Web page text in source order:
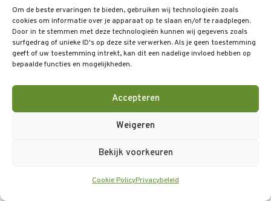
Om de beste ervaringen te bieden, gebruiken wij technologieën zoals
cookies om informatie over je apparaat op te slaan en/of te raadplegen.
Door in te stemmen met deze technologieën kunnen wij gegevens zoals
surfgedrag of unieke ID's op deze site verwerken. Als je geen toestemming
geeft of uw toestemming intrekt, kan dit een nadelige invloed hebben op
bepaalde functies en mogelijkheden.
Accepteren
Weigeren
Bekijk voorkeuren
Cookie PolicyPrivacybeleid